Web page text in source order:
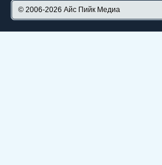
© 2006-2026 Айс Пийк Медиа